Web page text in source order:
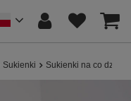
Sukienki Sukienki na co dzień